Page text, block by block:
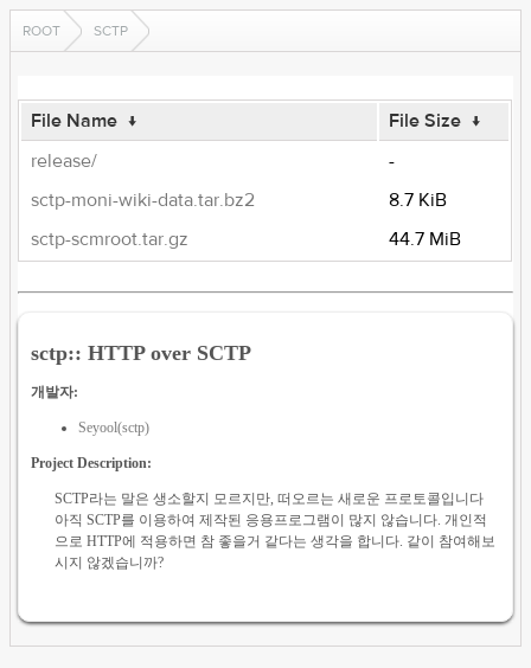
ROOT SCTP
File Name ↓ File Size ↓
release/
-
sctp-moni-wiki-data.tar.bz2
8.7 KiB
sctp-scmroot.tar.gz
44.7 MiB
sctp:: HTTP over SCTP
개발자:
Seyool(sctp)
Project Description:
SCTP라는 말은 생소할지 모르지만, 떠오르는 새로운 프로토콜입니다
아직 SCTP를 이용하여 제작된 응용프로그램이 많지 않습니다. 개인적
으로 HTTP에 적용하면 참 좋을거 같다는 생각을 합니다. 같이 참여해보
시지 않겠습니까?